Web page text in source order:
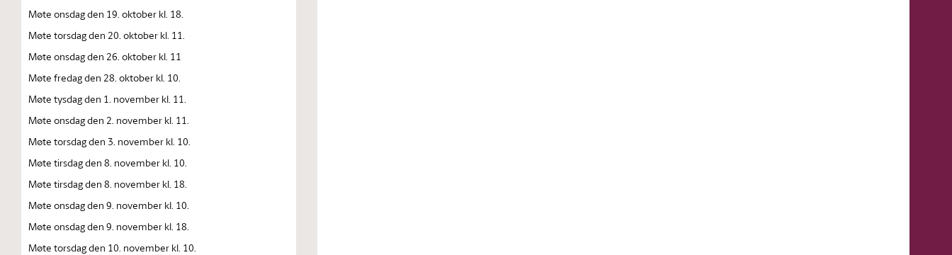
Møte onsdag den 19. oktober kl. 18.
Møte torsdag den 20. oktober kl. 11.
Møte onsdag den 26. oktober kl. 11
Møte fredag den 28. oktober kl. 10.
Møte tysdag den 1. november kl. 11.
Møte onsdag den 2. november kl. 11.
Møte torsdag den 3. november kl. 10.
Møte tirsdag den 8. november kl. 10.
Møte tirsdag den 8. november kl. 18.
Møte onsdag den 9. november kl. 10.
Møte onsdag den 9. november kl. 18.
Møte torsdag den 10. november kl. 10.